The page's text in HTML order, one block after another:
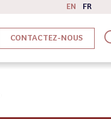
EN FR
CONTACTEZ-NOUS